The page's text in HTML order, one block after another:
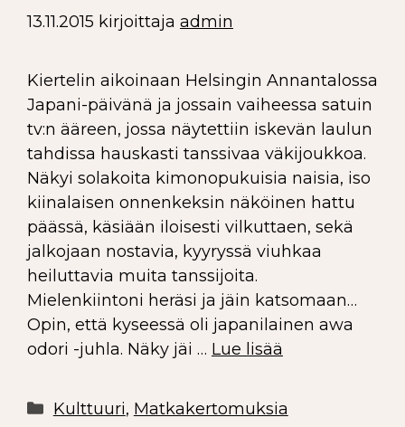
13.11.2015 kirjoittaja admin
Kiertelin aikoinaan Helsingin Annantalossa
Japani-päivänä ja jossain vaiheessa satuin
tv:n ääreen, jossa näytettiin iskevän laulun
tahdissa hauskasti tanssivaa väkijoukkoa.
Näkyi solakoita kimonopukuisia naisia, iso
kiinalaisen onnenkeksin näköinen hattu
päässä, käsiään iloisesti vilkuttaen, sekä
jalkojaan nostavia, kyyryssä viuhkaa
heiluttavia muita tanssijoita.
Mielenkiintoni heräsi ja jäin katsomaan…
Opin, että kyseessä oli japanilainen awa
odori -juhla. Näky jäi … Lue lisää
Kulttuuri, Matkakertomuksia